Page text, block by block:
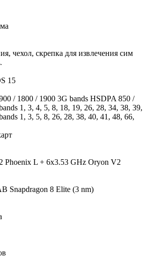
чехол, скрепка для извлечения сим
15
/ 1800 / 1900 3G bands HSDPA 850 /
1, 3, 4, 5, 8, 18, 19, 26, 28, 34, 38, 39,
1, 3, 5, 8, 26, 28, 38, 40, 41, 48, 66,
Phoenix L + 6x3.53 GHz Oryon V2
Snapdragon 8 Elite (3 nm)